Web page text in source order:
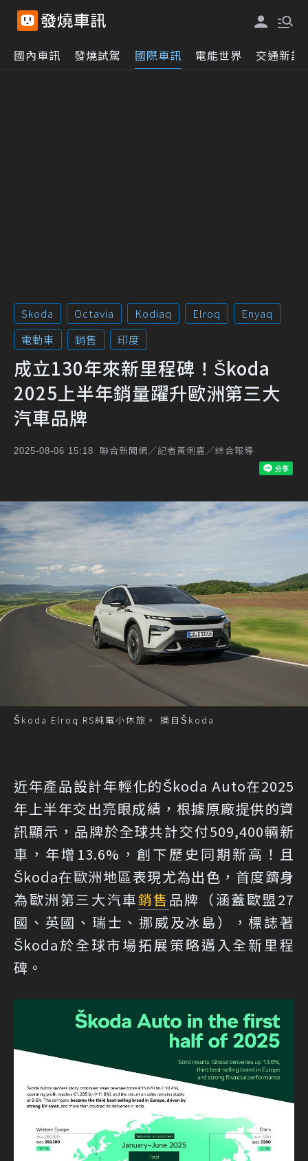
國內車訊 發燒試駕 國際車訊 電能世界 交通新訊
Skoda Octavia Kodiaq Elroq
Enyaq
電動車
銷售 印度
成立130年來新里程碑！Škoda
2025上半年銷量躍升歐洲第三大
汽車品牌
2025-08-06 15:18 聯合新聞網／記者黃俐嘉／綜合報導
Škoda Elroq RS純電小休旅。 摘自Škoda
近年產品設計年輕化的Škoda Auto在2025
年上半年交出亮眼成績，根據原廠提供的資
訊顯示，品牌於全球共計交付509,400輛新
車，年增13.6%，創下歷史同期新高！且
Škoda在歐洲地區表現尤為出色，首度躋身
為歐洲第三大汽車銷售 品牌（涵蓋歐盟27
國、英國、瑞士、挪威及冰島），標誌著
Škoda於全球市場拓展策略邁入全新里程
碑。